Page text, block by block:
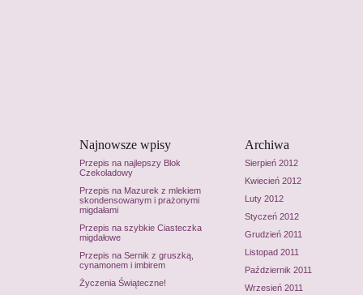
Najnowsze wpisy
Przepis na najlepszy Blok
Czekoladowy
Przepis na Mazurek z mlekiem
skondensowanym i prażonymi
migdałami
Przepis na szybkie Ciasteczka
migdałowe
Przepis na Sernik z gruszką,
cynamonem i imbirem
Życzenia Świąteczne!
Archiwa
Sierpień 2012
Kwiecień 2012
Luty 2012
Styczeń 2012
Grudzień 2011
Listopad 2011
Październik 2011
Wrzesień 2011